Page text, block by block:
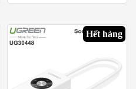
Hết hàng